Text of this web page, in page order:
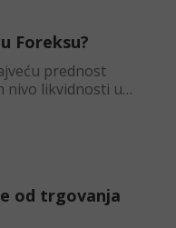
Foreksu?
prednost
nivo likvidnosti u
od trgovanja